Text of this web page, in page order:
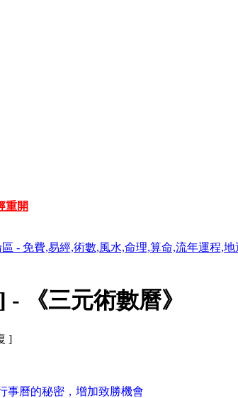
重開
- 免費,易經,術數,風水,命理,算命,流年運程,
《三元術數曆》
]
事曆的秘密，增加致勝機會